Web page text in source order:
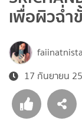
เพื่อผิวฉ่ำ
faiinatnista
17 กันยายน